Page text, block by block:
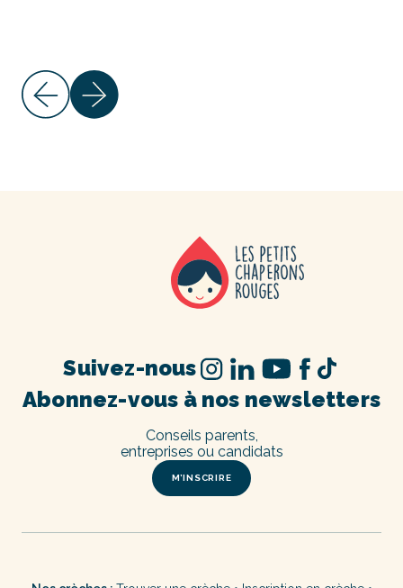
Abonnez-vous à nos newsletters
M’INSCRIRE
Conseils parents,
entreprises ou candidats
Suivez-nous